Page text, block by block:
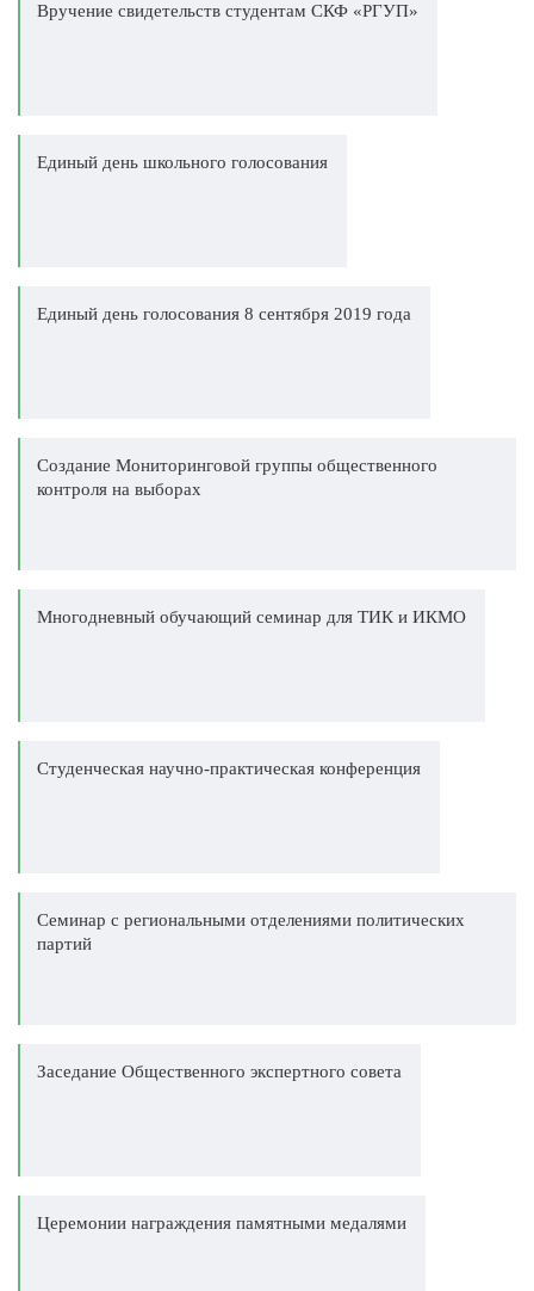
Вручение свидетельств студентам СКФ «РГУП»
Единый день школьного голосования
Единый день голосования 8 сентября 2019 года
Создание Мониторинговой группы общественного
контроля на выборах
Многодневный обучающий семинар для ТИК и ИКМО
Студенческая научно-практическая конференция
Семинар с региональными отделениями политических
партий
Заседание Общественного экспертного совета
Церемонии награждения памятными медалями